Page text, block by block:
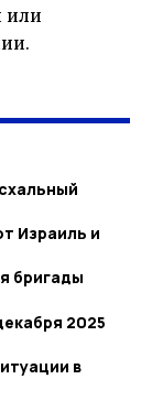
или
Израиль и
бригады
2025
в